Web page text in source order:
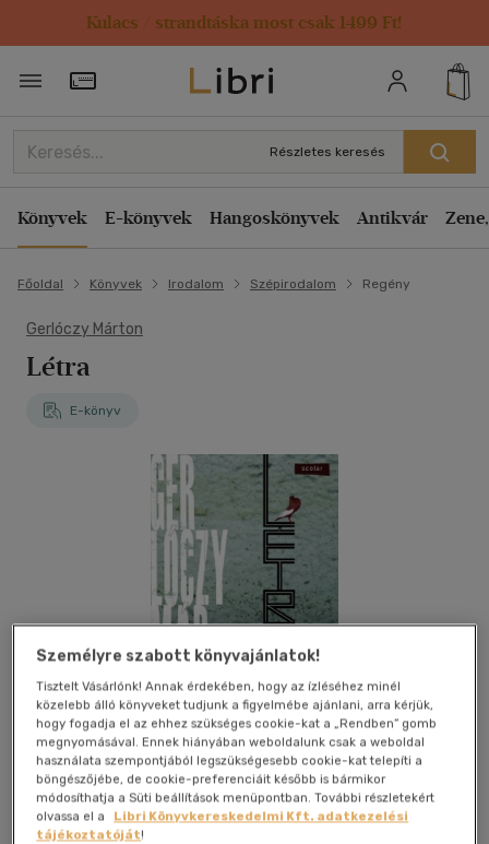
Kulacs / strandtáska most csak 1499 Ft!
Törzsvásárlói Kártya adatai
Részletes keresés
Könyvek E-könyvek Hangoskönyvek Antikvár
Főoldal Könyvek Irodalom Szépirodalom Regény
Gerlóczy Márton
Létra
E-könyv
Kívánságlistához adom Megosztom
Személyre szabott könyvajánlatok!
Tisztelt Vásárlónk! Annak érdekében, hogy az ízléséhez minél
közelebb álló könyveket tudjunk a figyelmébe ajánlani, arra kérjük,
hogy fogadja el az ehhez szükséges cookie-kat a „Rendben” gomb
megnyomásával. Ennek hiányában weboldalunk csak a weboldal
használata szempontjából legszükségesebb cookie-kat telepíti a
böngészőjébe, de cookie-preferenciáit később is bármikor
módosíthatja a Süti beállítások menüpontban. További részletekért
olvassa el a
Libri Könyvkereskedelmi Kft. adatkezelési
tájékoztatóját!